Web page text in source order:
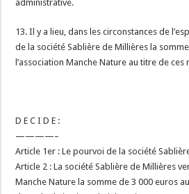
administrative.
13. Il y a lieu, dans les circonstances de
de la société Sablière de Millières la
l’association Manche Nature au titre de
D E C I D E :
————–
Article 1er : Le pourvoi de la société
Article 2 : La société Sablière de Millières
Manche Nature la somme de 3 000 euros